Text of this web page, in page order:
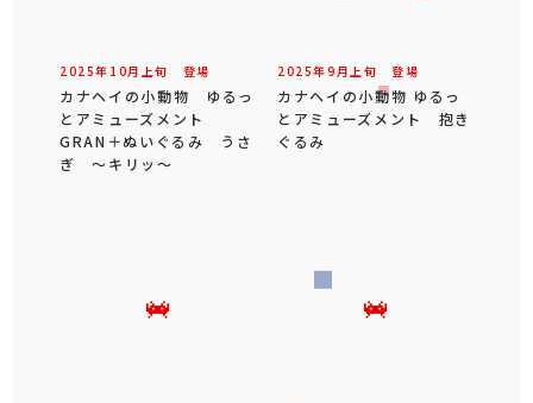
2025年 10月 上旬 登場
カナヘイの小動物 ゆるっ
とアミューズメント
GRAN＋ぬいぐるみ うさ
ぎ ～キリッ～
2025年9 月 上旬 登場
カナヘイの小動物 ゆるっ
とアミューズメント 抱き
ぐるみ